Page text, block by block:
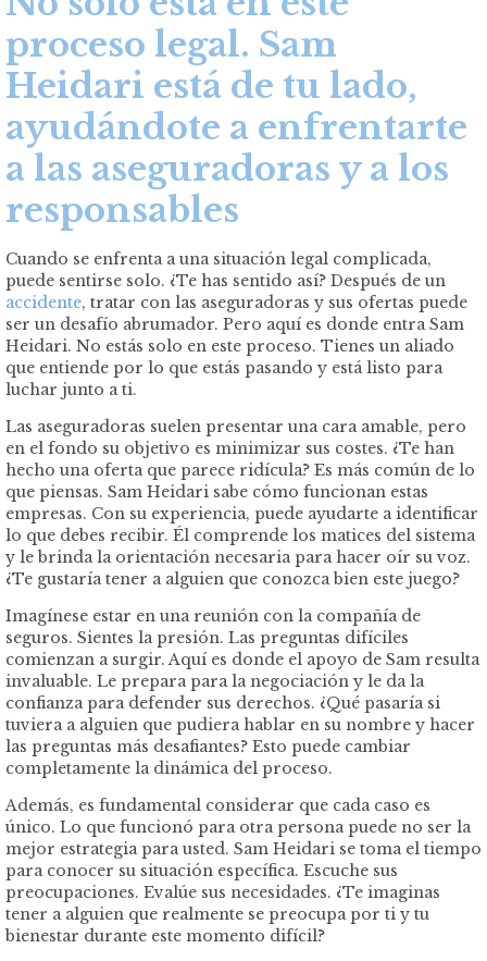
proceso legal. Sam
Heidari está de tu lado,
ayudándote a enfrentarte
a las aseguradoras y a los
responsables
Cuando se enfrenta a una situación legal complicada,
puede sentirse solo. ¿Te has sentido así? Después de un
accidente, tratar con las aseguradoras y sus ofertas puede
ser un desafío abrumador. Pero aquí es donde entra Sam
Heidari. No estás solo en este proceso. Tienes un aliado
que entiende por lo que estás pasando y está listo para
luchar junto a ti.
Las aseguradoras suelen presentar una cara amable, pero
en el fondo su objetivo es minimizar sus costes. ¿Te han
hecho una oferta que parece ridícula? Es más común de lo
que piensas. Sam Heidari sabe cómo funcionan estas
empresas. Con su experiencia, puede ayudarte a identificar
lo que debes recibir. Él comprende los matices del sistema
y le brinda la orientación necesaria para hacer oír su voz.
¿Te gustaría tener a alguien que conozca bien este juego?
Imagínese estar en una reunión con la compañía de
seguros. Sientes la presión. Las preguntas difíciles
comienzan a surgir. Aquí es donde el apoyo de Sam resulta
invaluable. Le prepara para la negociación y le da la
confianza para defender sus derechos. ¿Qué pasaría si
tuviera a alguien que pudiera hablar en su nombre y hacer
las preguntas más desafiantes? Esto puede cambiar
completamente la dinámica del proceso.
Además, es fundamental considerar que cada caso es
único. Lo que funcionó para otra persona puede no ser la
mejor estrategia para usted. Sam Heidari se toma el tiempo
para conocer su situación específica. Escuche sus
preocupaciones. Evalúe sus necesidades. ¿Te imaginas
tener a alguien que realmente se preocupa por ti y tu
bienestar durante este momento difícil?